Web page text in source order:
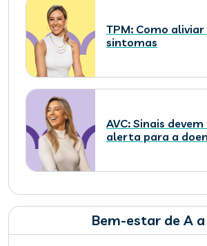
TPM: Como aliviar
sintomas
AVC: Sinais
alerta para a
Bem-estar de A